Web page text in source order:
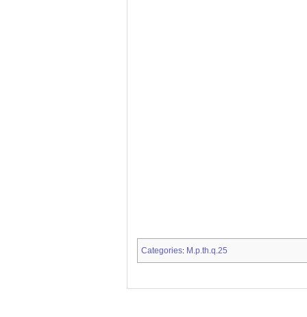
Categories: M.p.th.q.25